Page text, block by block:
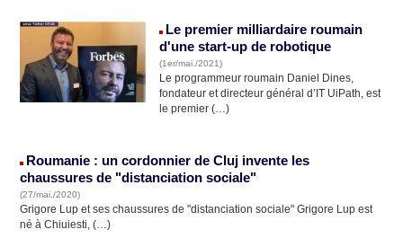
Le premier milliardaire roumain
d'une start-up de robotique
(1er/mai./2021)
Le programmeur roumain Daniel Dines,
fondateur et directeur général d’IT UiPath, est
le premier (…)
Roumanie : un cordonnier de Cluj invente les
chaussures de "distanciation sociale"
(27/mai./2020)
Grigore Lup et ses chaussures de "distanciation sociale" Grigore Lup est
né à Chiuiesti, (…)